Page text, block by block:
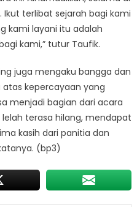
terlibat sejarah bagi kami
kami layani itu adalah
kami,” tutur Taufik.
juga mengaku bangga dan
kepercayaan yang
menjadi bagian dari acara
lelah terasa hilang, mendapat
kasih dari panitia dan
(bp3)